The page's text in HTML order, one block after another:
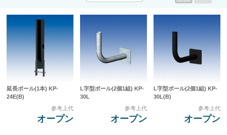
延長ポール(1本) KP-
24E(B)
参考上代
オープン
L字型ポール(2個1組) KP-
30L
参考上代
オープン
L字型ポール(2個1組) KP-
30L(B)
参考上代
オープン